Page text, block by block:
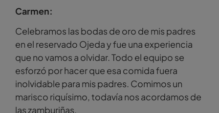
Carmen:
Celebramos las bodas de oro de mis padres
en el reservado Ojeda y fue una experiencia
que no vamos a olvidar. Todo el equipo se
esforzó por hacer que esa comida fuera
inolvidable para mis padres. Comimos un
marisco riquísimo, todavía nos acordamos de
las zamburiñas.